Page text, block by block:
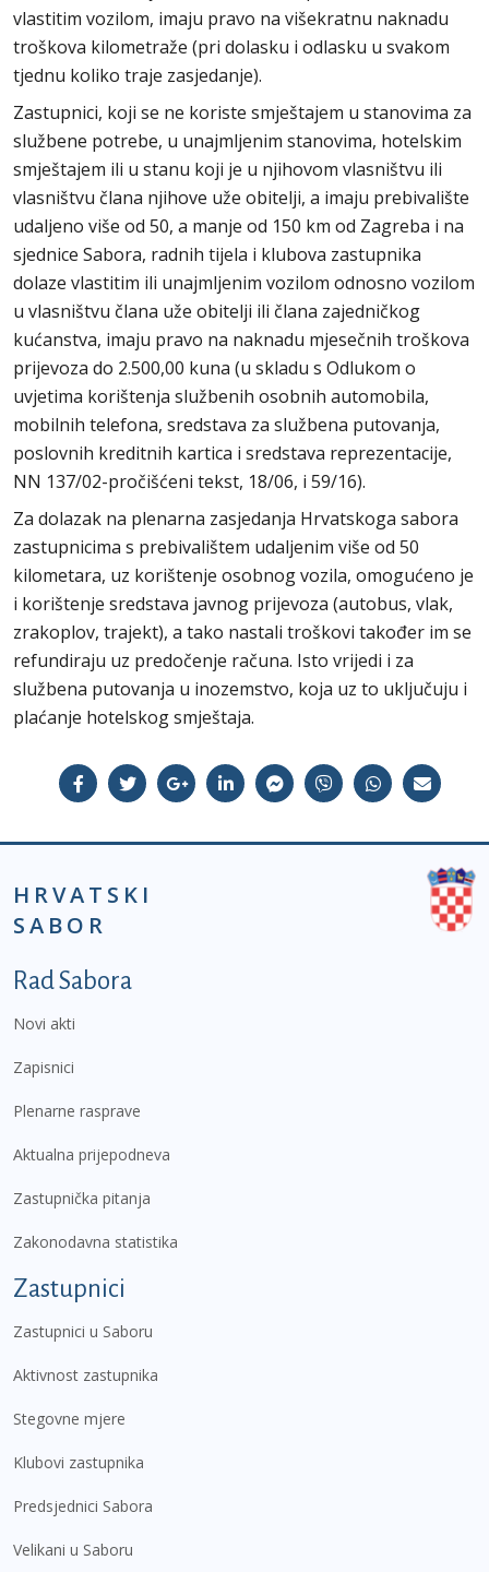
vlastitim vozilom, imaju pravo na višekratnu naknadu
troškova kilometraže (pri dolasku i odlasku u svakom
tjednu koliko traje zasjedanje).
Zastupnici, koji se ne koriste smještajem u stanovima za
službene potrebe, u unajmljenim stanovima, hotelskim
smještajem ili u stanu koji je u njihovom vlasništvu ili
vlasništvu člana njihove uže obitelji, a imaju prebivalište
udaljeno više od 50, a manje od 150 km od Zagreba i na
sjednice Sabora, radnih tijela i klubova zastupnika
dolaze vlastitim ili unajmljenim vozilom odnosno vozilom
u vlasništvu člana uže obitelji ili člana zajedničkog
kućanstva, imaju pravo na naknadu mjesečnih troškova
prijevoza do 2.500,00 kuna (u skladu s Odlukom o
uvjetima korištenja službenih osobnih automobila,
mobilnih telefona, sredstava za službena putovanja,
poslovnih kreditnih kartica i sredstava reprezentacije,
NN 137/02-pročišćeni tekst, 18/06, i 59/16).
Za dolazak na plenarna zasjedanja Hrvatskoga sabora
zastupnicima s prebivalištem udaljenim više od 50
kilometara, uz korištenje osobnog vozila, omogućeno je
i korištenje sredstava javnog prijevoza (autobus, vlak,
zrakoplov, trajekt), a tako nastali troškovi također im se
refundiraju uz predočenje računa. Isto vrijedi i za
službena putovanja u inozemstvo, koja uz to uključuju i
plaćanje hotelskog smještaja.
HRVATSKI
SABOR
Podnožje prvi izbornik
Rad Sabora
Novi akti
Zapisnici
Plenarne rasprave
Aktualna prijepodneva
Zastupnička pitanja
Zakonodavna statistika
Zastupnici
Zastupnici u Saboru
Aktivnost zastupnika
Stegovne mjere
Klubovi zastupnika
Predsjednici Sabora
Velikani u Saboru